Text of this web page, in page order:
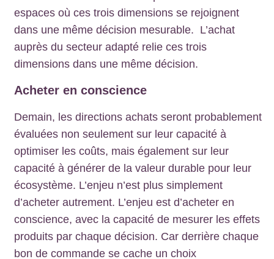
espaces où ces trois dimensions se rejoignent
dans une même décision mesurable. L’achat
auprès du secteur adapté relie ces trois
dimensions dans une même décision.
Acheter en conscience
Demain, les directions achats seront probablement
évaluées non seulement sur leur capacité à
optimiser les coûts, mais également sur leur
capacité à générer de la valeur durable pour leur
écosystème. L’enjeu n’est plus simplement
d’acheter autrement. L’enjeu est d’acheter en
conscience, avec la capacité de mesurer les effets
produits par chaque décision. Car derrière chaque
bon de commande se cache un choix